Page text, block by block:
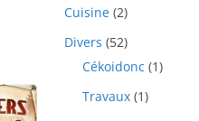
Cuisine (2)
Divers (52)
Cékoidonc (1)
Travaux (1)